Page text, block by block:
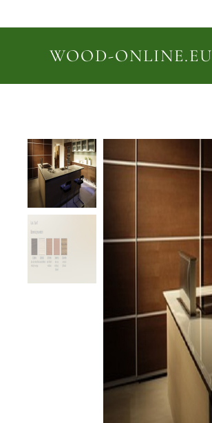
WOOD-ONLINE.EU